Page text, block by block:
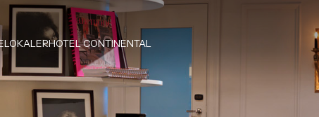
LOKALERHOTEL CONTINENTAL